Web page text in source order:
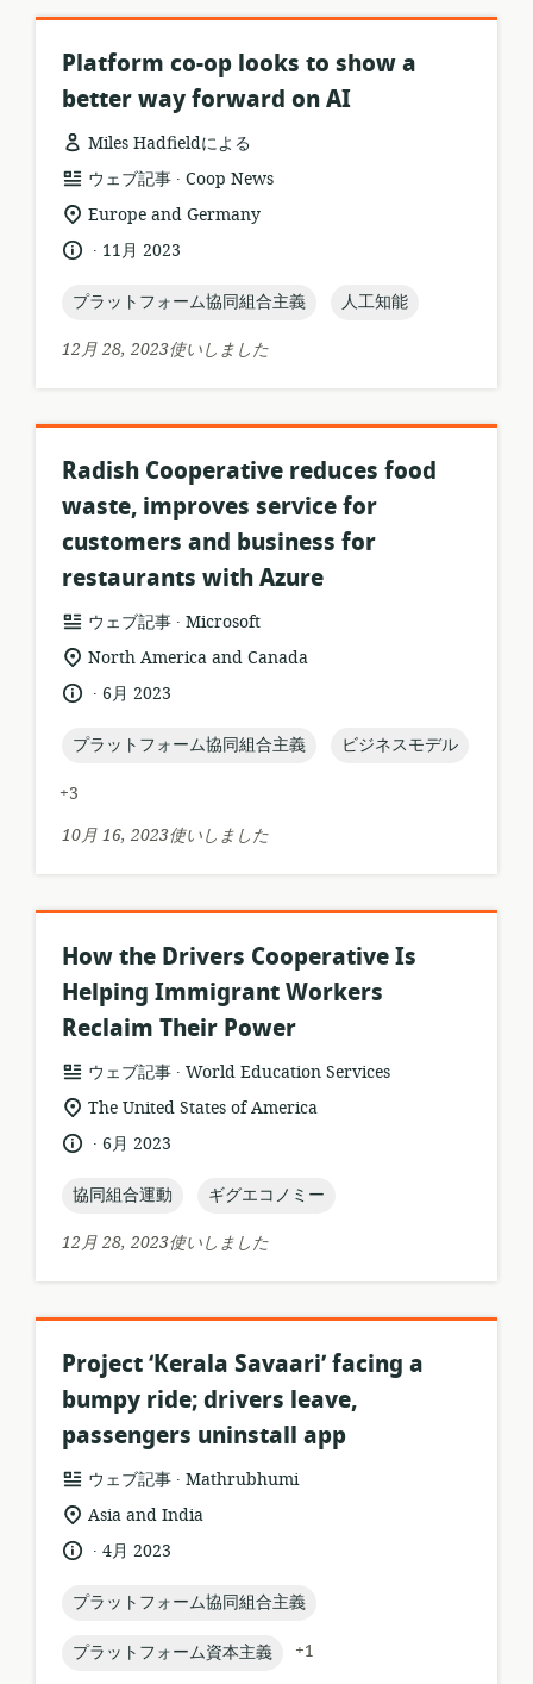
か
Platform co-op looks to show a
better way forward on AI
Miles Hadfieldによる
リ
ソ
ー
ス
ォ
マ
ウェブ記事 .
公
開
者:
Coop News
関
る
ロ
ケ
ー
シ
Europe and Germany
言
.
公
日:
11月 2023
topic:
プラットフォーム協同組合主義 topic:
人工知能
12月 28, 2023使いしました
Radish Cooperative reduces food
waste, improves service for
customers and business for
restaurants with Azure
リ
ソ
ー
ス
ォ
ト:
ウェブ記事 .
公
開
者:
Microsoft
関
る
ロ
シ
ン:
North America and Canada
言
.
公
日:
6月 2023
topic:
プラットフォーム協同組合主義 topic:
ビジネスモデル
+3
10月 16, 2023使いしました
How the Drivers Cooperative Is
Helping Immigrant Workers
Reclaim Their Power
リ
ソ
ー
ス
ォ
マ
ウェブ記事 .
公
開
者:
World Education Services
関
る
ロ
ケ
ー
シ
The United States of America
言
.
公
日:
6月 2023
topic:
協同組合運動 topic:
ギグエコノミー
12月 28, 2023使いしました
Project ‘Kerala Savaari’ facing a
bumpy ride; drivers leave,
passengers uninstall app
リ
ソ
ー
ス
ォ
マ
ウェブ記事 .
公
開
者:
Mathrubhumi
関
る
ロ
ケ
ー
Asia and India
言
.
公
日:
4月 2023
topic:
プラットフォーム協同組合主義
topic:
プラットフォーム資本主義 +1